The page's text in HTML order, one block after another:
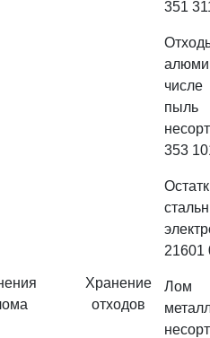
Хранение
отходов
351
пыль
353
21601